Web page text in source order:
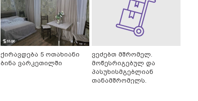
ქირავდება 5 ოთახიანი
ბინა ვარკეთილში
ვეძებთ მშრომელ.
მოწესრიგებულ და
პასუხისმგებლიან
თანამშრომელს.